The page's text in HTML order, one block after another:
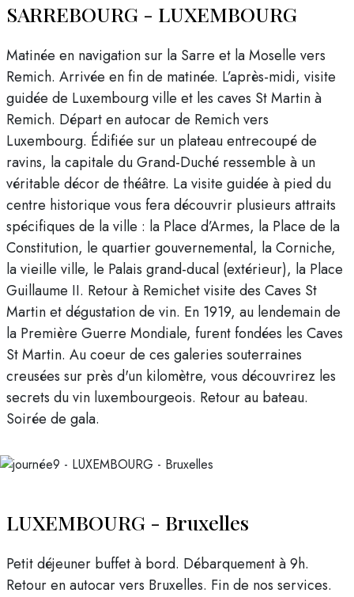
SARREBOURG - LUXEMBOURG
Matinée en navigation sur la Sarre et la Moselle vers
Remich. Arrivée en fin de matinée. L’après-midi, visite
guidée de Luxembourg ville et les caves St Martin à
Remich. Départ en autocar de Remich vers
Luxembourg. Édifiée sur un plateau entrecoupé de
ravins, la capitale du Grand-Duché ressemble à un
véritable décor de théâtre. La visite guidée à pied du
centre historique vous fera découvrir plusieurs attraits
spécifiques de la ville : la Place d’Armes, la Place de la
Constitution, le quartier gouvernemental, la Corniche,
la vieille ville, le Palais grand-ducal (extérieur), la Place
Guillaume II. Retour à Remichet visite des Caves St
Martin et dégustation de vin. En 1919, au lendemain de
la Première Guerre Mondiale, furent fondées les Caves
St Martin. Au coeur de ces galeries souterraines
creusées sur près d'un kilomètre, vous découvrirez les
secrets du vin luxembourgeois. Retour au bateau.
Soirée de gala.
LUXEMBOURG - Bruxelles
Petit déjeuner buffet à bord. Débarquement à 9h.
Retour en autocar vers Bruxelles. Fin de nos services.